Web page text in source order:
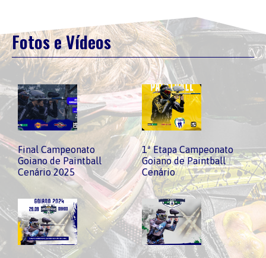
Fotos e Vídeos
Final Campeonato
Goiano de Paintball
Cenário 2025
1ª Etapa Campeonato
Goiano de Paintball
Cenário